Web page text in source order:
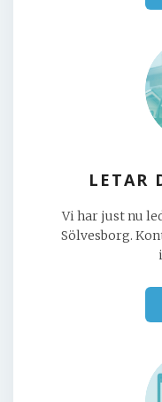
LETAR
Vi har just nu
Sölvesborg.